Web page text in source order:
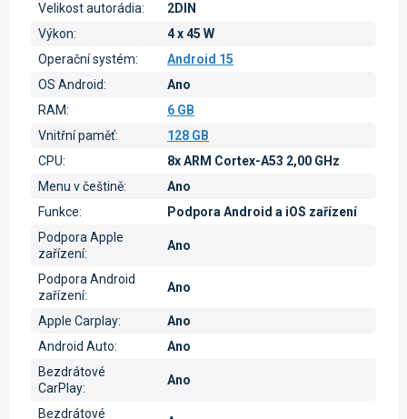
Velikost autorádia:
2DIN
Výkon:
4 x 45 W
Operační systém:
Android 15
OS Android:
Ano
RAM:
6 GB
Vnitřní paměť:
128 GB
CPU:
8x ARM Cortex-A53 2,00 GHz
Menu v češtině:
Ano
Funkce:
Podpora Android a iOS zařízení
Podpora Apple
zařízení:
Ano
Podpora Android
zařízení:
Ano
Apple Carplay:
Ano
Android Auto:
Ano
Bezdrátové
CarPlay:
Ano
Bezdrátové